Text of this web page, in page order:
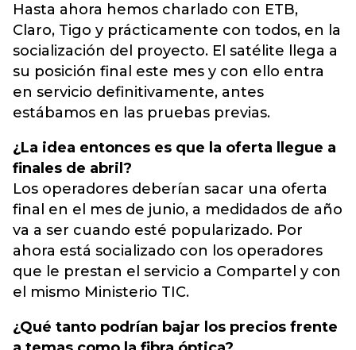
Hasta ahora hemos charlado con ETB,
Claro, Tigo y prácticamente con todos, en la
socialización del proyecto. El satélite llega a
su posición final este mes y con ello entra
en servicio definitivamente, antes
estábamos en las pruebas previas.
¿La idea entonces es que la oferta llegue a
finales de abril?
Los operadores deberían sacar una oferta
final en el mes de junio, a medidados de año
va a ser cuando esté popularizado. Por
ahora está socializado con los operadores
que le prestan el servicio a Compartel y con
el mismo Ministerio TIC.
¿Qué tanto podrían bajar los precios frente